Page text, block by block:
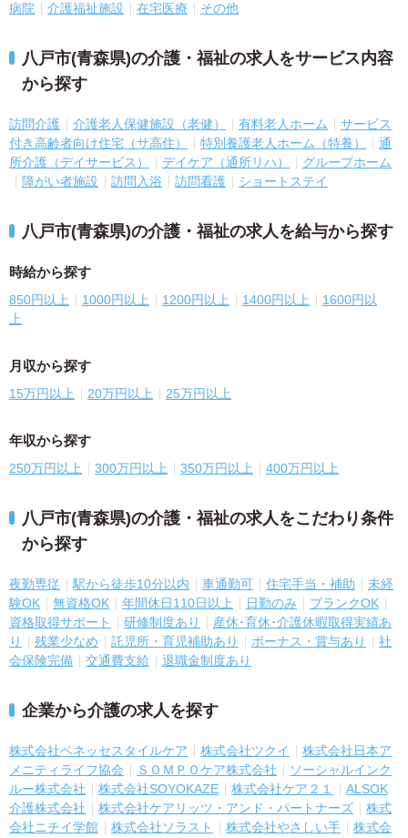
病院 介護福祉施設 在宅医療 その他
八戸市(青森県)の介護・福祉の求人をサービス内容
から探す
訪問介護 介護老人保健施設（老健） 有料老人ホーム
サービス
付き高齢者向け住宅（サ高住）
特別養護老人ホーム（特養）
通
所介護（デイサービス）
デイケア（通所リハ）
グループホーム
障がい者施設
訪問入浴 訪問看護 ショートステイ
八戸市(青森県)の介護・福祉の求人を給与から探す
時給から探す
850円以上 1000円以上 1200円以上 1400円以上
1600円以
上
月収から探す
15万円以上 20万円以上 25万円以上
年収から探す
250万円以上 300万円以上 350万円以上 400万円以上
八戸市(青森県)の介護・福祉の求人をこだわり条件
から探す
夜勤専従 駅から徒歩10分以内 車通勤可 住宅手当・補助
未経
験OK
無資格OK 年間休日110日以上 日勤のみ
ブランクOK
資格取得サポート
研修制度あり
産休･育休･介護休暇取得実績あ
り
残業少なめ 託児所・育児補助あり ボーナス・賞与あり
社
会保険完備
交通費支給 退職金制度あり
企業から介護の求人を探す
株式会社ベネッセスタイルケア 株式会社ツクイ
株式会社日本ア
メニティライフ協会
ＳＯＭＰＯケア株式会社
ソーシャルインク
ルー株式会社
株式会社SOYOKAZE 株式会社ケア２１
ALSOK
介護株式会社
株式会社ケアリッツ・アンド・パートナーズ
株式
会社ニチイ学館
株式会社ソラスト 株式会社やさしい手
株式会